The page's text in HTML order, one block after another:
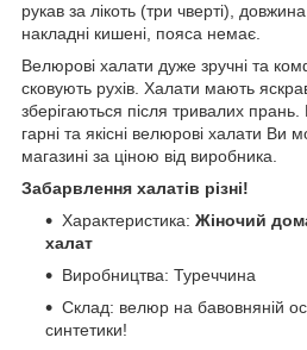
рукав за лікоть (три чверті),
накладні кишені, пояса немає.
Велюрові халати дуже зручні та
сковують рухів. Халати мають
зберігаються після тривалих
гарні та якісні велюрові халати Ви
магазині за ціною від виробника.
Забарвлення халатів різні!
Характеристика: Жіночий
халат
Виробництва: Туреччина
Склад: велюр на бавовняній
синтетики!